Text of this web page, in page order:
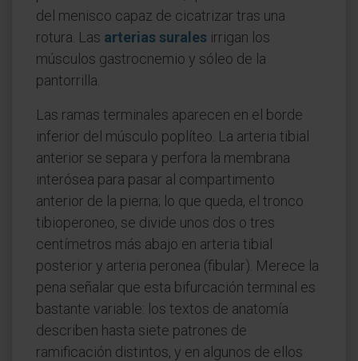
del menisco capaz de cicatrizar tras una
rotura. Las arterias surales irrigan los
músculos gastrocnemio y sóleo de la
pantorrilla.
Las ramas terminales aparecen en el borde
inferior del músculo poplíteo. La arteria tibial
anterior se separa y perfora la membrana
interósea para pasar al compartimento
anterior de la pierna; lo que queda, el tronco
tibioperoneo, se divide unos dos o tres
centímetros más abajo en arteria tibial
posterior y arteria peronea (fibular). Merece la
pena señalar que esta bifurcación terminal es
bastante variable: los textos de anatomía
describen hasta siete patrones de
ramificación distintos, y en algunos de ellos